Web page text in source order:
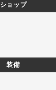
ショップ
装備